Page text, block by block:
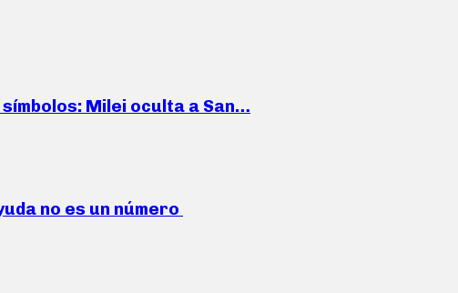
Milei oculta a San…
no es un número